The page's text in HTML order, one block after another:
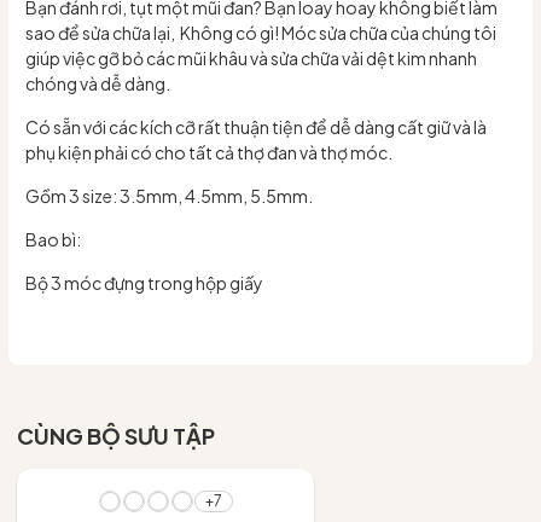
Bạn đánh rơi, tụt một mũi đan? Bạn loay hoay không biết làm
sao để sửa chữa lại, Không có gì! Móc sửa chữa của chúng tôi
giúp việc gỡ bỏ các mũi khâu và sửa chữa vải dệt kim nhanh
chóng và dễ dàng.
Có sẵn với các kích cỡ rất thuận tiện để dễ dàng cất giữ và là
phụ kiện phải có cho tất cả thợ đan và thợ móc.
Gồm 3 size: 3.5mm, 4.5mm, 5.5mm.
Bao bì:
Bộ 3 móc đựng trong hộp giấy
CÙNG BỘ SƯU TẬP
+7